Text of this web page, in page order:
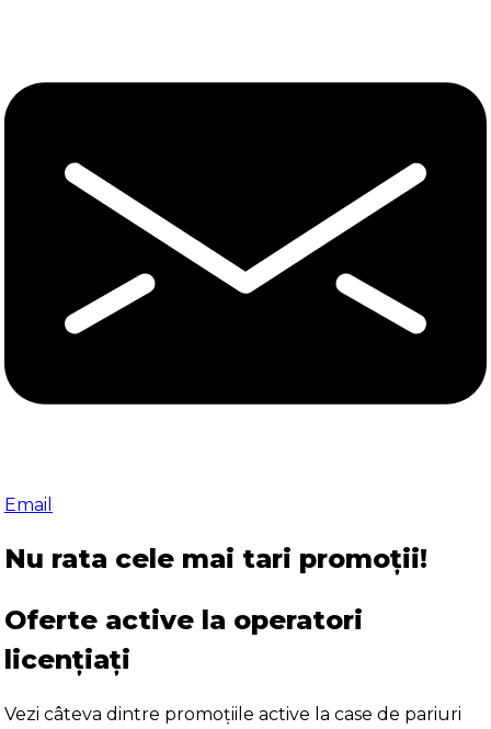
Email
Nu rata cele mai tari promoții!
Oferte active la operatori
licențiați
Vezi câteva dintre promoțiile active la case de pariuri